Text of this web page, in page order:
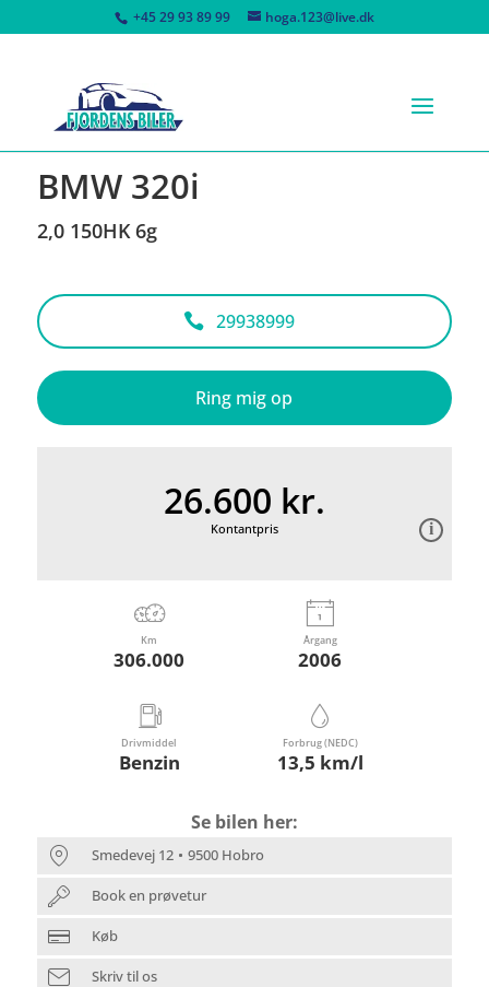
+45 29 93 89 99 hoga.123@live.dk
Tilbage til søgeresultat
BMW 320i
2,0 150HK 6g
29938999
Ring mig op
26.600 kr.
Kontantpris
Km
306.000
Årgang
2006
Drivmiddel
Benzin
Forbrug (NEDC)
13,5 km/l
Se bilen her:
Smedevej 12 9500 Hobro
Book en prøvetur
Køb
Skriv til os